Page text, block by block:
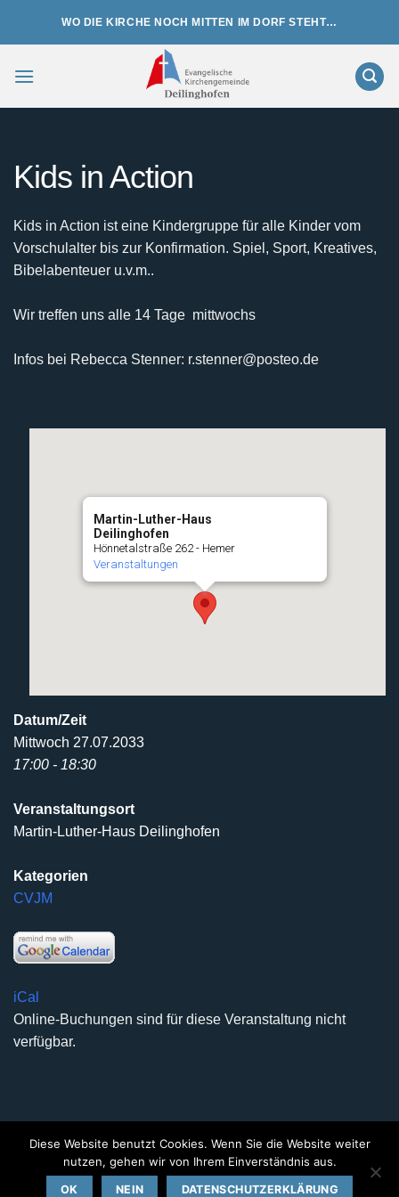
WO DIE KIRCHE NOCH MITTEN IM DORF STEHT…
Kids in Action
Kids in Action ist eine Kindergruppe für alle Kinder vom
Vorschulalter bis zur Konfirmation. Spiel, Sport, Kreatives,
Bibelabenteuer u.v.m..
Wir treffen uns alle 14 Tage mittwochs
Infos bei Rebecca Stenner: r.stenner@posteo.de
Martin-Luther-Haus
Deilinghofen
Hönnetalstraße 262 - Hemer
Veranstaltungen
Datum/Zeit
Mittwoch 27.07.2033
17:00 - 18:30
Veranstaltungsort
Martin-Luther-Haus Deilinghofen
Kategorien
CVJM
iCal
Online-Buchungen sind für diese Veranstaltung nicht
verfügbar.
DATENSCHUTZERKLÄRUNG IMPRESSUM KONTAKT
Copyright 2026 ©Kirchengemeinde Deilinghofen- Design
Diese Website benutzt Cookies. Wenn Sie die Website weiter
nutzen, gehen wir von Ihrem Einverständnis aus.
OK NEIN DATENSCHUTZERKLÄRUNG